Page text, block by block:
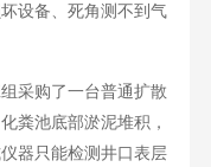
设备、死角测不到气
采购了一台普通扩散
粪池底部淤泥堆积，
器只能检测井口表层